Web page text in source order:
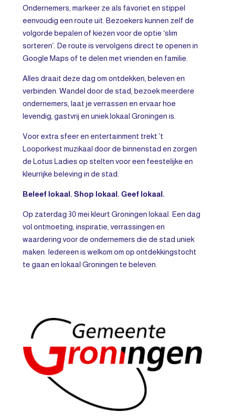
Ondernemers, markeer ze als favoriet en stippel
eenvoudig een route uit. Bezoekers kunnen zelf de
volgorde bepalen of kiezen voor de optie ‘slim
sorteren’. De route is vervolgens direct te openen in
Google Maps of te delen met vrienden en familie.
Alles draait deze dag om ontdekken, beleven en
verbinden. Wandel door de stad, bezoek meerdere
ondernemers, laat je verrassen en ervaar hoe
levendig, gastvrij en uniek lokaal Groningen is.
Voor extra sfeer en entertainment trekt ’t
Looporkest muzikaal door de binnenstad en zorgen
de Lotus Ladies op stelten voor een feestelijke en
kleurrijke beleving in de stad.
Beleef lokaal. Shop lokaal. Geef lokaal.
Op zaterdag 30 mei kleurt Groningen lokaal. Een dag
vol ontmoeting, inspiratie, verrassingen en
waardering voor de ondernemers die de stad uniek
maken. Iedereen is welkom om op ontdekkingstocht
te gaan en lokaal Groningen te beleven.